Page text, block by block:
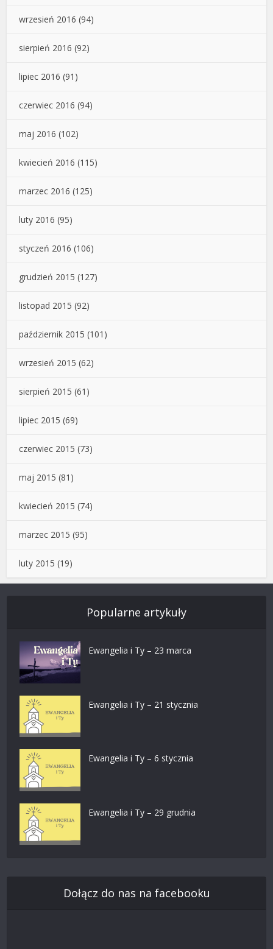
wrzesień 2016 (94)
sierpień 2016 (92)
lipiec 2016 (91)
czerwiec 2016 (94)
maj 2016 (102)
kwiecień 2016 (115)
marzec 2016 (125)
luty 2016 (95)
styczeń 2016 (106)
grudzień 2015 (127)
listopad 2015 (92)
październik 2015 (101)
wrzesień 2015 (62)
sierpień 2015 (61)
lipiec 2015 (69)
czerwiec 2015 (73)
maj 2015 (81)
kwiecień 2015 (74)
marzec 2015 (95)
luty 2015 (19)
Popularne artykuły
Ewangelia i Ty – 23 marca
Ewangelia i Ty – 21 stycznia
Ewangelia i Ty – 6 stycznia
Ewangelia i Ty – 29 grudnia
Dołącz do nas na facebooku